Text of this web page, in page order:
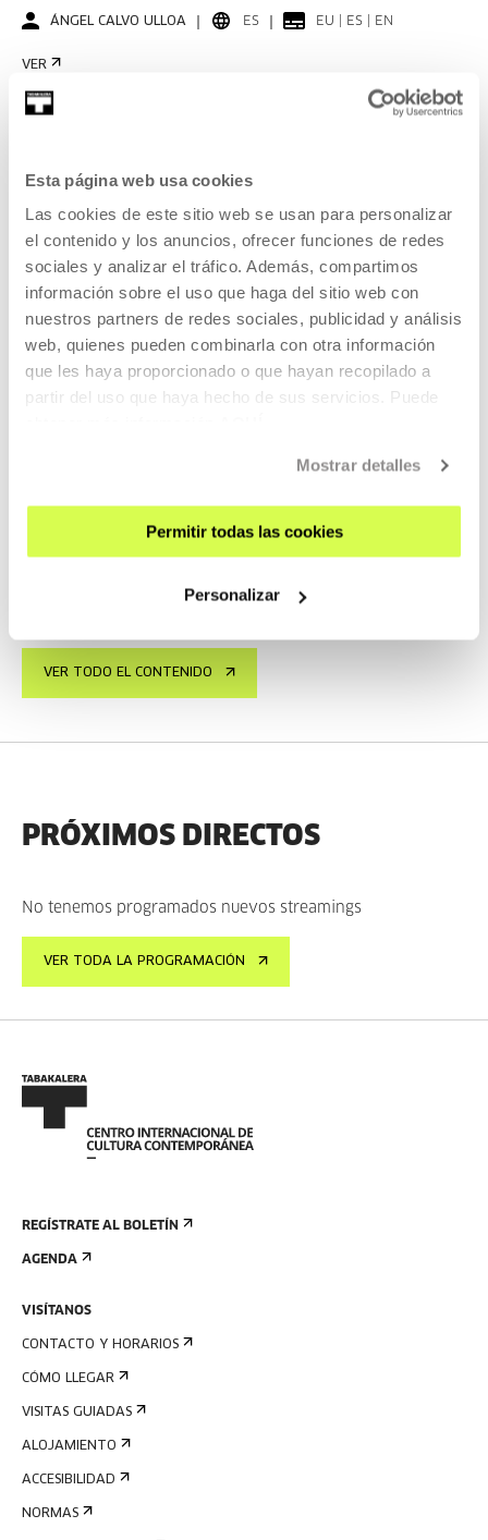
Esta página web usa cookies
Las cookies de este sitio web se usan para personalizar
el contenido y los anuncios, ofrecer funciones de redes
sociales y analizar el tráfico. Además, compartimos
información sobre el uso que haga del sitio web con
nuestros partners de redes sociales, publicidad y análisis
web, quienes pueden combinarla con otra información
que les haya proporcionado o que hayan recopilado a
partir del uso que haya hecho de sus servicios. Puede
Mostrar detalles
Permitir todas las cookies
Personalizar
ÁNGEL CALVO ULLOA ES EU | ES | EN
VER
KOOPERATIBA
Entrevista a Carla Filipe
VER
Entrevista a Taxio Ardanaz
VER TODO EL CONTENIDO
PRÓXIMOS DIRECTOS
No tenemos programados nuevos streamings
VER TODA LA PROGRAMACIÓN
REGÍSTRATE AL BOLETÍN
AGENDA
VISÍTANOS
CONTACTO Y HORARIOS
CÓMO LLEGAR
VISITAS GUIADAS
ALOJAMIENTO
ACCESIBILIDAD
NORMAS